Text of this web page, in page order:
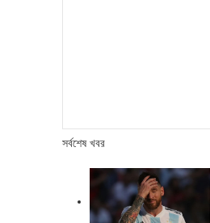
সর্বশেষ খবর